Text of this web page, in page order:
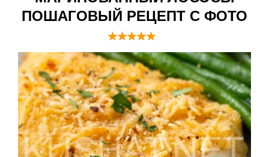
ПОШАГОВЫЙ РЕЦЕПТ С ФОТО